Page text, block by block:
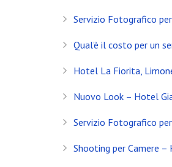
Servizio Fotografico
Qual’è il costo per un
Hotel La Fiorita,
Nuovo Look – Hotel
Servizio Fotografico
Shooting per Camere –
INSTAGRAM
NEWS